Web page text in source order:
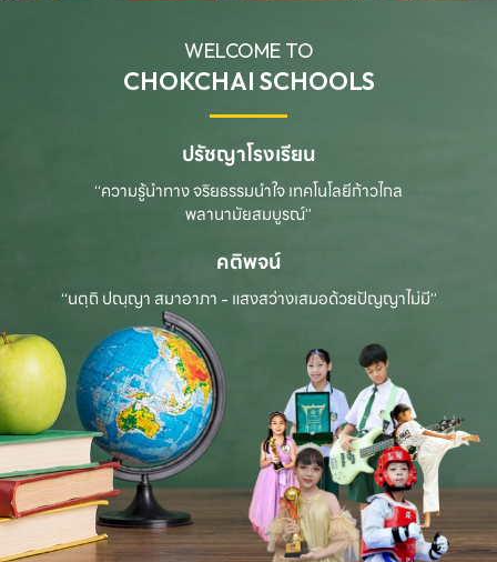
WELCOME TO
CHOKCHAI SCHOOLS
ปรัชญาโรงเรียน
“ความรู้นำทาง จริยธรรมนำใจ เทคโนโลยีก้าวไกล
พลานามัยสมบูรณ์”
คติพจน์
“นตฺถิ ปณฺญา สมาอาภา - แสงสว่างเสมอด้วยปัญญาไม่มี”